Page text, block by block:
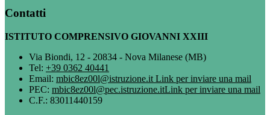
Contatti
ISTITUTO COMPRENSIVO GIOVANNI XXIII
Via Biondi, 12 - 20834 - Nova Milanese (MB)
Tel: +39 0362 40441
Email: mbic8ez00l@istruzione.it Link per inviare una mail
PEC: mbic8ez00l@pec.istruzione.itLink per inviare una mail
C.F.: 83011440159